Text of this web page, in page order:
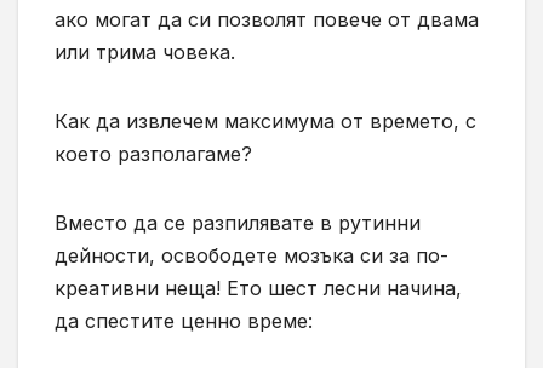
ако могат да си позволят повече от двама
или трима човека.
Как да извлечем максимума от времето, с
което разполагаме?
Вместо да се разпилявате в рутинни
дейности, освободете мозъка си за по-
креативни неща! Ето шест лесни начина,
да спестите ценно време: